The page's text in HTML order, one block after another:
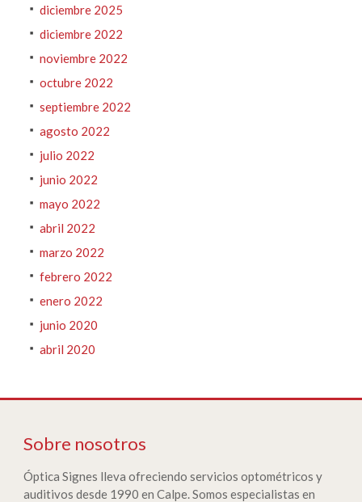
diciembre 2025
diciembre 2022
noviembre 2022
octubre 2022
septiembre 2022
agosto 2022
julio 2022
junio 2022
mayo 2022
abril 2022
marzo 2022
febrero 2022
enero 2022
junio 2020
abril 2020
Sobre nosotros
Óptica Signes lleva ofreciendo servicios optométricos y
auditivos desde 1990 en Calpe. Somos especialistas en